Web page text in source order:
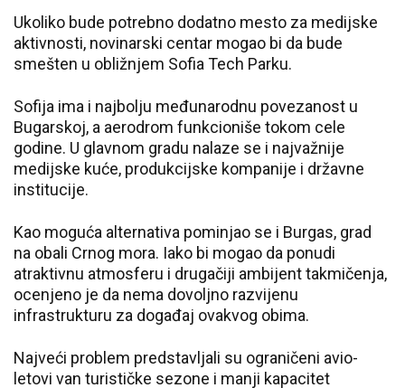
Ukoliko bude potrebno dodatno mesto za medijske
aktivnosti, novinarski centar mogao bi da bude
smešten u obližnjem Sofia Tech Parku.
Sofija ima i najbolju međunarodnu povezanost u
Bugarskoj, a aerodrom funkcioniše tokom cele
godine. U glavnom gradu nalaze se i najvažnije
medijske kuće, produkcijske kompanije i državne
institucije.
Kao moguća alternativa pominjao se i Burgas, grad
na obali Crnog mora. Iako bi mogao da ponudi
atraktivnu atmosferu i drugačiji ambijent takmičenja,
ocenjeno je da nema dovoljno razvijenu
infrastrukturu za događaj ovakvog obima.
Najveći problem predstavljali su ograničeni avio-
letovi van turističke sezone i manji kapacitet